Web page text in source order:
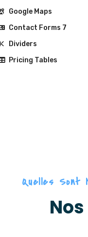
Google Maps
Contact Forms 7
Dividers
Pricing Tables
Quelles Sont
Nos